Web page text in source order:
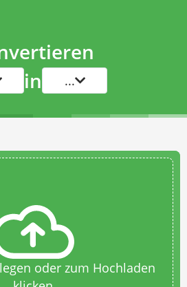
in ...
oder zum Hochladen